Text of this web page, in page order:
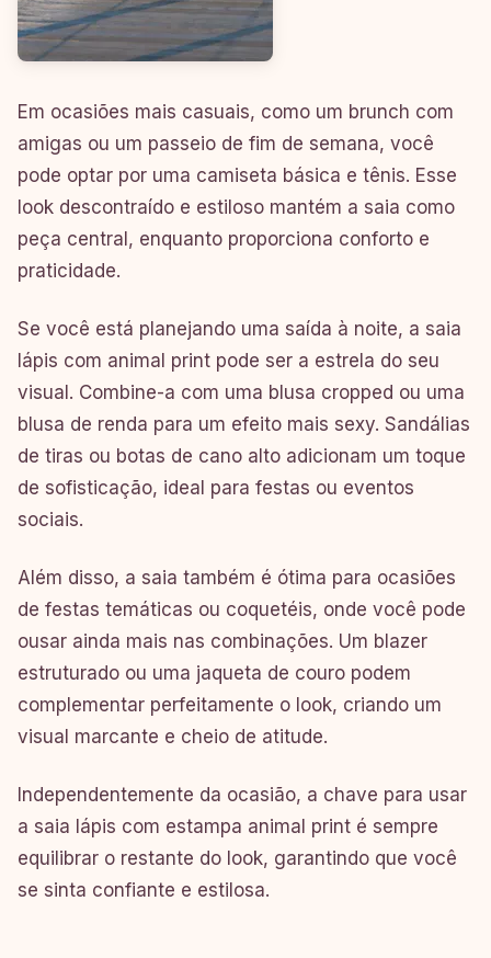
Em ocasiões mais casuais, como um brunch com
amigas ou um passeio de fim de semana, você
pode optar por uma camiseta básica e tênis. Esse
look descontraído e estiloso mantém a saia como
peça central, enquanto proporciona conforto e
praticidade.
Se você está planejando uma saída à noite, a saia
lápis com animal print pode ser a estrela do seu
visual. Combine-a com uma blusa cropped ou uma
blusa de renda para um efeito mais sexy. Sandálias
de tiras ou botas de cano alto adicionam um toque
de sofisticação, ideal para festas ou eventos
sociais.
Além disso, a saia também é ótima para ocasiões
de festas temáticas ou coquetéis, onde você pode
ousar ainda mais nas combinações. Um blazer
estruturado ou uma jaqueta de couro podem
complementar perfeitamente o look, criando um
visual marcante e cheio de atitude.
Independentemente da ocasião, a chave para usar
a saia lápis com estampa animal print é sempre
equilibrar o restante do look, garantindo que você
se sinta confiante e estilosa.